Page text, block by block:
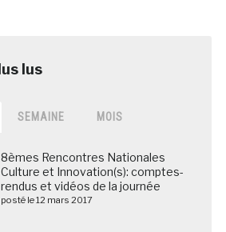
SEMAINE MOIS
8èmes Rencontres Nationales
Culture et Innovation(s): comptes-
rendus et vidéos de la journée
posté le 12 mars 2017